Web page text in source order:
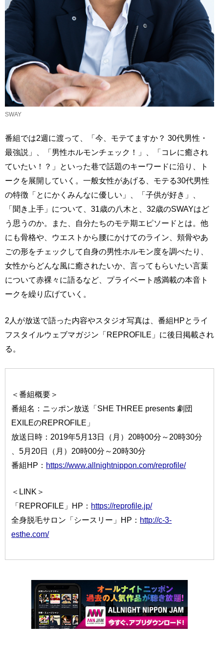
SWAY
番組では2週に渡って、「今、モテてますか？ 30代男性・
最強説」、「男性ホルモンチェック！」、「コレに癒され
ていたい！？」といった巷で話題のキーワードに沿り、ト
ークを展開していく。一般女性があげる、モテる30代男性
の特徴「とにかくみんなに優しい」、「子供が好き」、
「聞き上手」について、31歳の八木と、32歳のSWAYはど
う思うのか。また、自分たちのモテ期エピソードとは。他
にも骨格や、ウエストから腰にかけてのライン、頬骨やあ
ごの形をチェックして自身の男性ホルモン度を調べたり、
女性からどんな風に癒されたいか、言ってもらいたい言葉
について赤裸々に語るなど、プライベート感満載の本音ト
ークを繰り広げていく。
2人が放送で語った内容やスタジオ写真は、番組HPとライ
フスタイルウェブマガジン「REPROFILE」に後日掲載され
る。
＜番組概要＞
番組名：ニッポン放送「SHE THREE presents 劇団
EXILEのREPROFILE」
放送日時：2019年5月13日（月）20時00分～20時30分
、5月20日（月）20時00分～20時30分
番組HP： https://www.allnightnippon.com/reprofile/
＜LINK＞
「REPROFILE」HP： https://reprofile.jp/
全身脱毛サロン「シースリー」HP： http://c-3-
esthe.com/